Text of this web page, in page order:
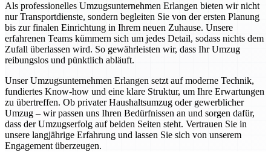
Als professionelles Umzugsunternehmen Erlangen bieten wir nicht
nur Transportdienste, sondern begleiten Sie von der ersten Planung
bis zur finalen Einrichtung in Ihrem neuen Zuhause. Unsere
erfahrenen Teams kümmern sich um jedes Detail, sodass nichts dem
Zufall überlassen wird. So gewährleisten wir, dass Ihr Umzug
reibungslos und pünktlich abläuft.
Unser Umzugsunternehmen Erlangen setzt auf moderne Technik,
fundiertes Know-how und eine klare Struktur, um Ihre Erwartungen
zu übertreffen. Ob privater Haushaltsumzug oder gewerblicher
Umzug – wir passen uns Ihren Bedürfnissen an und sorgen dafür,
dass der Umzugserfolg auf beiden Seiten steht. Vertrauen Sie in
unsere langjährige Erfahrung und lassen Sie sich von unserem
Engagement überzeugen.